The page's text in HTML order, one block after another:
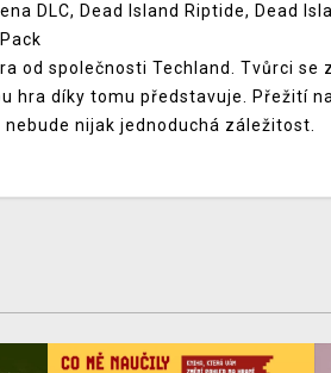
DLC, Dead Island Riptide, Dead
od společnosti Techland. Tvůrci se
hra díky tomu představuje. Přežití
nijak jednoduchá záležitost.